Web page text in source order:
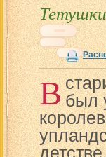
Тетушки
В был